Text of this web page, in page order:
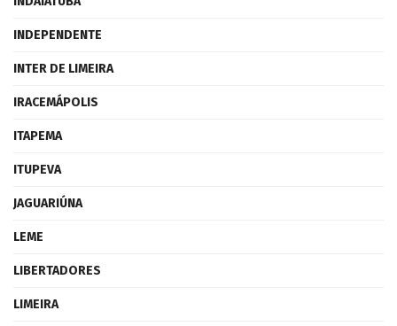
INDEPENDENTE
INTER DE LIMEIRA
IRACEMÁPOLIS
ITAPEMA
ITUPEVA
JAGUARIÚNA
LEME
LIBERTADORES
LIMEIRA